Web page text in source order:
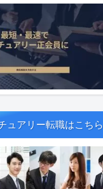
ュアリー転職はこちら